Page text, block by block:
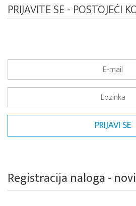
PRIJAVITE SE - POSTOJEĆI
Registracija naloga -